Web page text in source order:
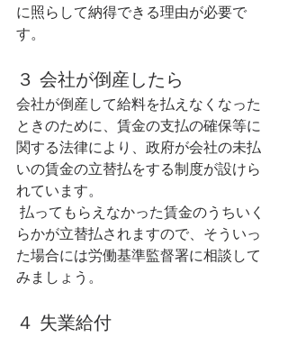
に照らして納得できる理由が必要で
す。
３ 会社が倒産したら
会社が倒産して給料を払えなくなった
ときのために、賃金の支払の確保等に
関する法律により、政府が会社の未払
いの賃金の立替払をする制度が設けら
れています。
らかが立替払されますので、そういっ
た場合には労働基準監督署に相談して
みましょう。
４ 失業給付